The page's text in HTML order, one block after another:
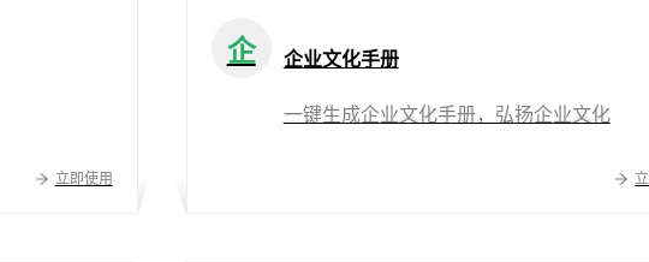
立即使用
企 企业文化手册
一键生成企业文化手册，弘扬企业文化